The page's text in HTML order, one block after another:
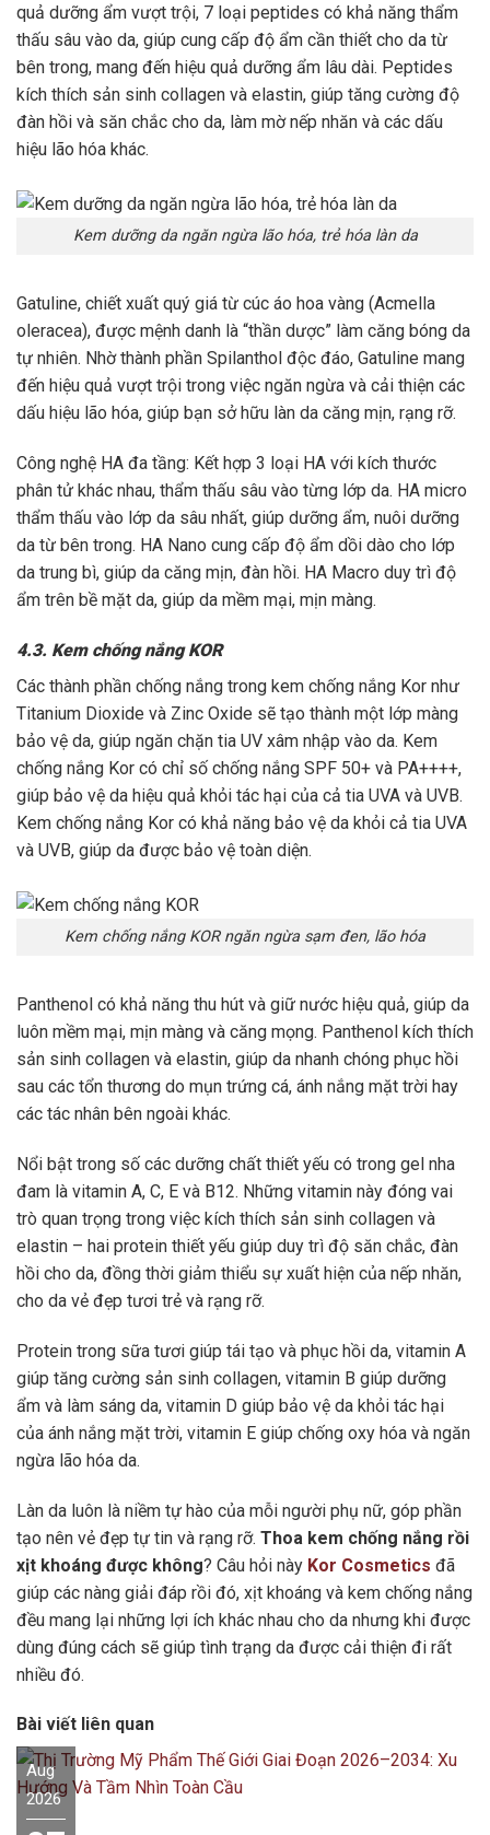
quả dưỡng ẩm vượt trội, 7 loại peptides có khả năng thẩm
thấu sâu vào da, giúp cung cấp độ ẩm cần thiết cho da từ
bên trong, mang đến hiệu quả dưỡng ẩm lâu dài. Peptides
kích thích sản sinh collagen và elastin, giúp tăng cường độ
đàn hồi và săn chắc cho da, làm mờ nếp nhăn và các dấu
hiệu lão hóa khác.
Kem dưỡng da ngăn ngừa lão hóa, trẻ hóa làn da
Gatuline, chiết xuất quý giá từ cúc áo hoa vàng (Acmella
oleracea), được mệnh danh là “thần dược” làm căng bóng da
tự nhiên. Nhờ thành phần Spilanthol độc đáo, Gatuline mang
đến hiệu quả vượt trội trong việc ngăn ngừa và cải thiện các
dấu hiệu lão hóa, giúp bạn sở hữu làn da căng mịn, rạng rỡ.
Công nghệ HA đa tầng: Kết hợp 3 loại HA với kích thước
phân tử khác nhau, thẩm thấu sâu vào từng lớp da. HA micro
thẩm thấu vào lớp da sâu nhất, giúp dưỡng ẩm, nuôi dưỡng
da từ bên trong. HA Nano cung cấp độ ẩm dồi dào cho lớp
da trung bì, giúp da căng mịn, đàn hồi. HA Macro duy trì độ
ẩm trên bề mặt da, giúp da mềm mại, mịn màng.
4.3. Kem chống nắng KOR
Các thành phần chống nắng trong kem chống nắng Kor như
Titanium Dioxide và Zinc Oxide sẽ tạo thành một lớp màng
bảo vệ da, giúp ngăn chặn tia UV xâm nhập vào da. Kem
chống nắng Kor có chỉ số chống nắng SPF 50+ và PA++++,
giúp bảo vệ da hiệu quả khỏi tác hại của cả tia UVA và UVB.
Kem chống nắng Kor có khả năng bảo vệ da khỏi cả tia UVA
và UVB, giúp da được bảo vệ toàn diện.
Kem chống nắng KOR ngăn ngừa sạm đen, lão hóa
Panthenol có khả năng thu hút và giữ nước hiệu quả, giúp da
luôn mềm mại, mịn màng và căng mọng. Panthenol kích thích
sản sinh collagen và elastin, giúp da nhanh chóng phục hồi
sau các tổn thương do mụn trứng cá, ánh nắng mặt trời hay
các tác nhân bên ngoài khác.
Nổi bật trong số các dưỡng chất thiết yếu có trong gel nha
đam là vitamin A, C, E và B12. Những vitamin này đóng vai
trò quan trọng trong việc kích thích sản sinh collagen và
elastin – hai protein thiết yếu giúp duy trì độ săn chắc, đàn
hồi cho da, đồng thời giảm thiểu sự xuất hiện của nếp nhăn,
cho da vẻ đẹp tươi trẻ và rạng rỡ.
Protein trong sữa tươi giúp tái tạo và phục hồi da, vitamin A
giúp tăng cường sản sinh collagen, vitamin B giúp dưỡng
ẩm và làm sáng da, vitamin D giúp bảo vệ da khỏi tác hại
của ánh nắng mặt trời, vitamin E giúp chống oxy hóa và ngăn
ngừa lão hóa da.
Làn da luôn là niềm tự hào của mỗi người phụ nữ, góp phần
tạo nên vẻ đẹp tự tin và rạng rỡ. Thoa kem chống nắng rồi
xịt khoáng được không? Câu hỏi này Kor Cosmetics đã
giúp các nàng giải đáp rồi đó, xịt khoáng và kem chống nắng
đều mang lại những lợi ích khác nhau cho da nhưng khi được
dùng đúng cách sẽ giúp tình trạng da được cải thiện đi rất
nhiều đó.
Bài viết liên quan
Aug
2026